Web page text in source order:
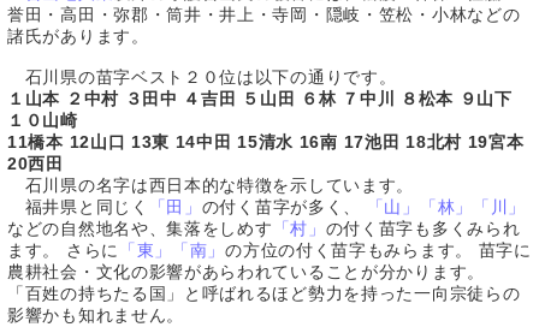
誉田・高田・弥郡・筒井・井上・寺岡・隠岐・笠松・小林などの
諸氏があります。
石川県の苗字ベスト２０位は以下の通りです。
１山本 ２中村 ３田中 ４吉田 ５山田 ６林 ７中川 ８松本 ９山下
１０山崎
11橋本 12山口 13東 14中田 15清水 16南 17池田 18北村 19宮本
20西田
石川県の名字は西日本的な特徴を示しています。
福井県と同じく
「田」 の付く苗字が多く、
「山」「林」「川」
などの自然地名や、集落をしめす 「村」 の付く苗字も多くみられ
ます。 さらに
「東」「南」の方位の付く苗字もみらます。 苗字に
農耕社会・文化の影響があらわれていることが分かります。
「百姓の持ちたる国」と呼ばれるほど勢力を持った一向宗徒らの
影響かも知れません。